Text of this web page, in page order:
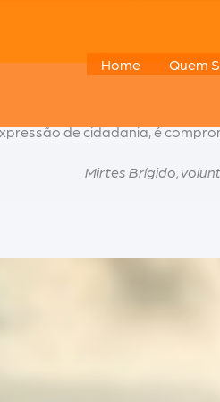
Home Quem
de cidadania, é
Mirtes Brígido,